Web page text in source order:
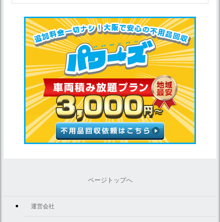
ページトップへ
運営会社